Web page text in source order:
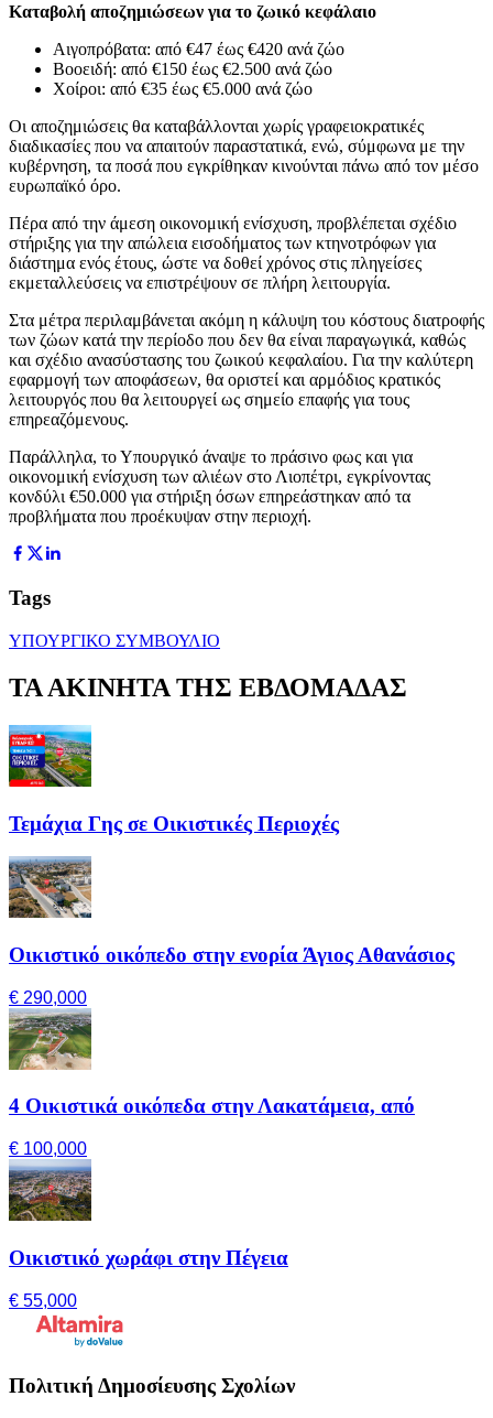
Καταβολή αποζημιώσεων για το ζωικό κεφάλαιο
Αιγοπρόβατα: από €47 έως €420 ανά ζώο
Βοοειδή: από €150 έως €2.500 ανά ζώο
Χοίροι: από €35 έως €5.000 ανά ζώο
Οι αποζημιώσεις θα καταβάλλονται χωρίς γραφειοκρατικές
διαδικασίες που να απαιτούν παραστατικά, ενώ, σύμφωνα με την
κυβέρνηση, τα ποσά που εγκρίθηκαν κινούνται πάνω από τον μέσο
ευρωπαϊκό όρο.
Πέρα από την άμεση οικονομική ενίσχυση, προβλέπεται σχέδιο
στήριξης για την απώλεια εισοδήματος των κτηνοτρόφων για
διάστημα ενός έτους, ώστε να δοθεί χρόνος στις πληγείσες
εκμεταλλεύσεις να επιστρέψουν σε πλήρη λειτουργία.
Στα μέτρα περιλαμβάνεται ακόμη η κάλυψη του κόστους διατροφής
των ζώων κατά την περίοδο που δεν θα είναι παραγωγικά, καθώς
και σχέδιο ανασύστασης του ζωικού κεφαλαίου. Για την καλύτερη
εφαρμογή των αποφάσεων, θα οριστεί και αρμόδιος κρατικός
λειτουργός που θα λειτουργεί ως σημείο επαφής για τους
επηρεαζόμενους.
Παράλληλα, το Υπουργικό άναψε το πράσινο φως και για
οικονομική ενίσχυση των αλιέων στο Λιοπέτρι, εγκρίνοντας
κονδύλι €50.000 για στήριξη όσων επηρεάστηκαν από τα
προβλήματα που προέκυψαν στην περιοχή.
Tags
ΥΠΟΥΡΓΙΚΟ ΣΥΜΒΟΥΛΙΟ
ΤΑ ΑΚΙΝΗΤΑ ΤΗΣ ΕΒΔΟΜΑΔΑΣ
Τεμάχια Γης σε Οικιστικές Περιοχές
Οικιστικό οικόπεδο στην ενορία Άγιος Αθανάσιος
€ 290,000
4 Οικιστικά οικόπεδα στην Λακατάμεια, από
€ 100,000
Οικιστικό χωράφι στην Πέγεια
€ 55,000
Πολιτική Δημοσίευσης Σχολίων